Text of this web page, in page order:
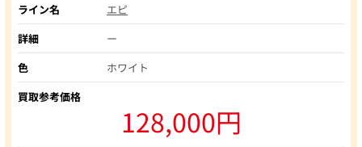
ライン名
エピ
詳細
ー
色
ホワイト
買取参考価格
128,000円